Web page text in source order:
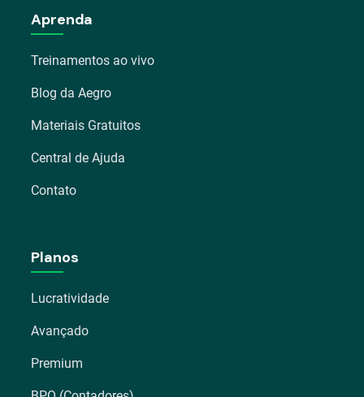
Aprenda
Treinamentos ao vivo
Blog da Aegro
Materiais Gratuitos
Central de Ajuda
Contato
Planos
Lucratividade
Avançado
Premium